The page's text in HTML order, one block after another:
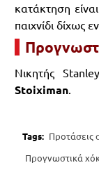
κατάκτηση
παιχνίδι δίχως
Νικητής
Stoiximan.
Tags: Προτάσεις
Προγνωστικά